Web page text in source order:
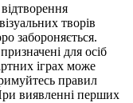
творів
забороняється.
для осіб
іграх може
правил
виявленні перших